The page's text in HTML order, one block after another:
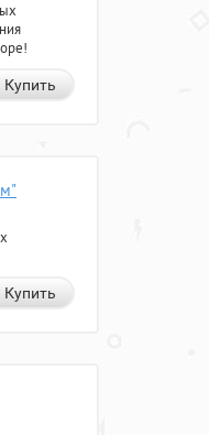
Купить
Купить